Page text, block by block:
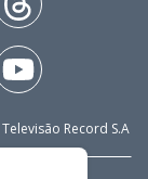
Record S.A